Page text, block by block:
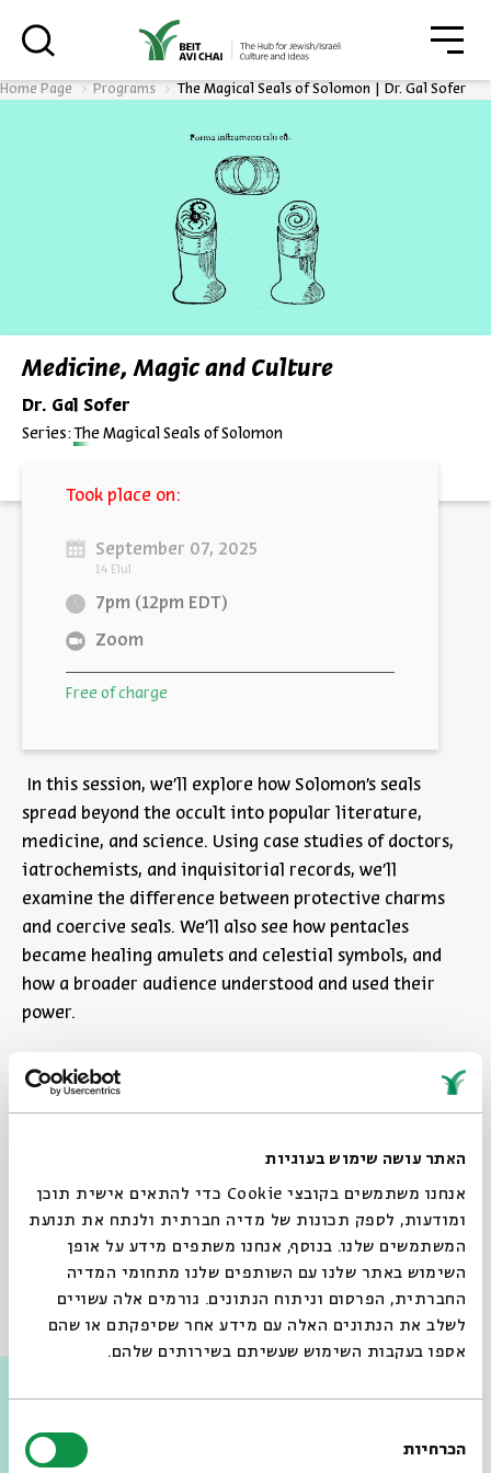
האתר עושה שימוש בעוגיות
אנחנו משתמשים בקובצי Cookie כדי להתאים אישית תוכן
ומודעות, לספק תכונות של מדיה חברתית ולנתח את תנועת
המשתמשים שלנו. בנוסף, אנחנו משתפים מידע על אופן
השימוש באתר שלנו עם השותפים שלנו מתחומי המדיה
החברתית, הפרסום וניתוח הנתונים. גורמים אלה עשויים
לשלב את הנתונים האלה עם מידע אחר שסיפקתם או שהם
אספו בעקבות השימוש שעשיתם בשירותים שלהם.
הסכמה
הכרחיות
Home Page Programs The Magical Seals of Solomon | Dr. Gal Sofer
Medicine, Magic and Culture
Dr. Gal Sofer
Series: The Magical Seals of Solomon
In this session, we’ll explore how Solomon’s seals
spread beyond the occult into popular literature,
medicine, and science. Using case studies of doctors,
iatrochemists, and inquisitorial records, we’ll
examine the difference between protective charms
and coercive seals. We’ll also see how pentacles
became healing amulets and celestial symbols, and
how a broader audience understood and used their
power.
Share
tags: English english program english lecture Bible
The Magical Seals of Solomon Gal Sofer
Took place on:
September 07, 2025
14 Elul
7pm (12pm EDT)
Zoom
Free of charge
Other events in the series
Always be in the know about
BEIT AVI CHAI’s programs!
*Email Address
Register